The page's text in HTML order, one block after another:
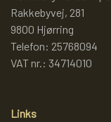
Rakkebyvej, 281
9800 Hjørring
Telefon: 25768094
VAT nr.: 34714010
Links